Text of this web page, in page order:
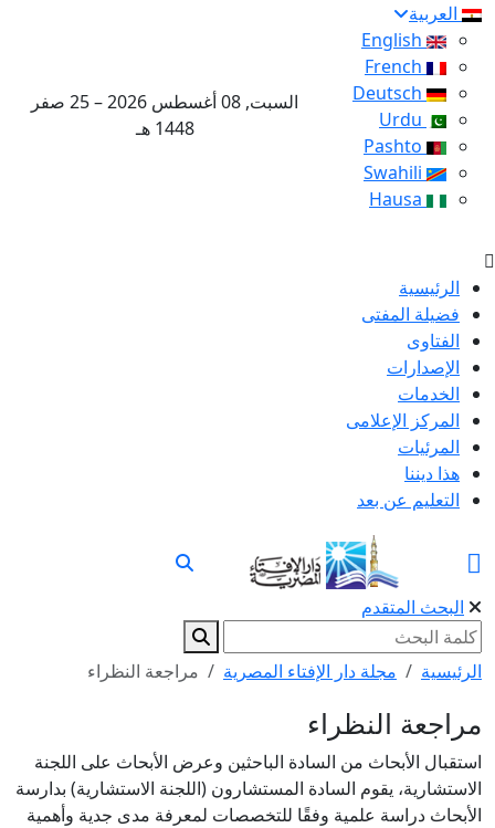
العربية
السبت, 08 أغسطس 2026 – 25 صفر
1448 هـ
الرئيسية
فضيلة المفتى
الفتاوى
الإصدارات
الخدمات
المركز الإعلامى
المرئيات
هذا ديننا
التعليم عن بعد
البحث المتقدم
الرئيسية مجلة دار الإفتاء المصرية مراجعة النظراء
مراجعة النظراء
استقبال الأبحاث من السادة الباحثين وعرض الأبحاث على اللجنة
الاستشارية، يقوم السادة المستشارون (اللجنة الاستشارية) بدارسة
الأبحاث دراسة علمية وفقًا للتخصصات لمعرفة مدى جدية وأهمية